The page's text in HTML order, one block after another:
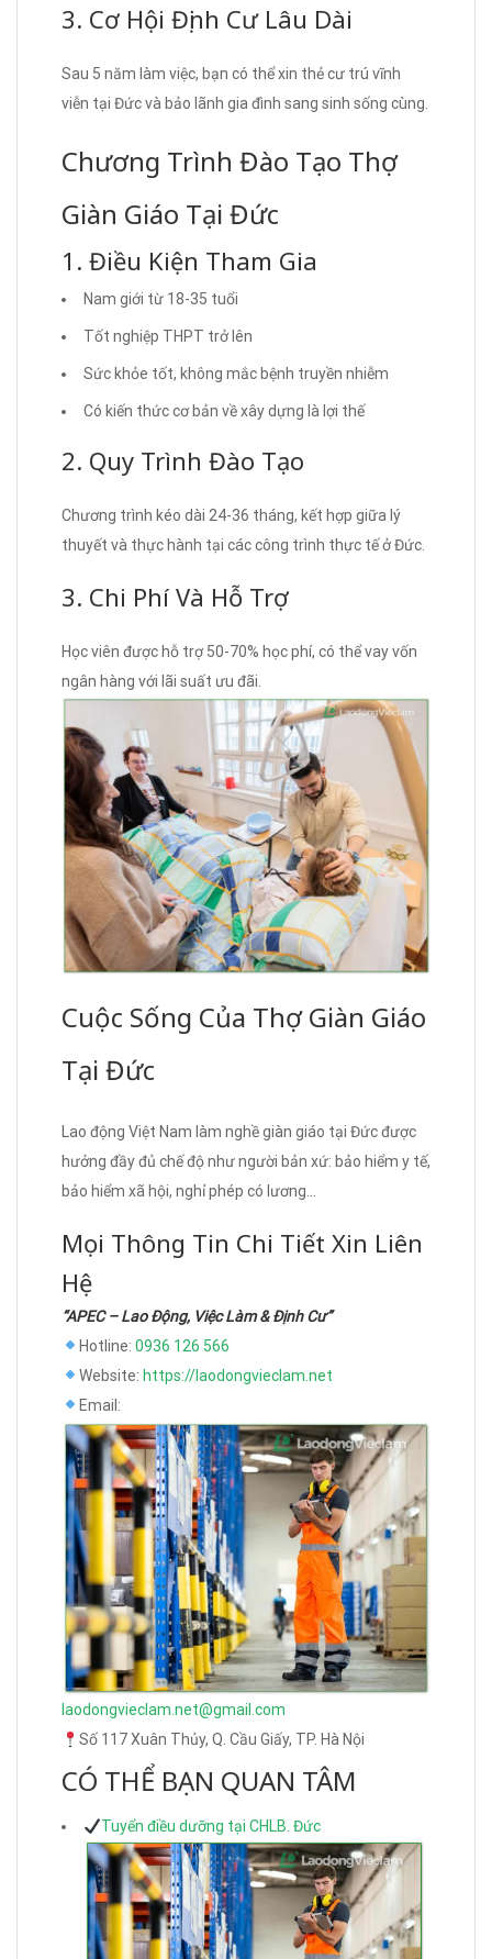
3. Cơ Hội Định Cư Lâu Dài
Sau 5 năm làm việc, bạn có thể xin thẻ cư trú vĩnh
viễn tại Đức và bảo lãnh gia đình sang sinh sống cùng.
Chương Trình Đào Tạo Thợ
Giàn Giáo Tại Đức
1. Điều Kiện Tham Gia
Nam giới từ 18-35 tuổi
Tốt nghiệp THPT trở lên
Sức khỏe tốt, không mắc bệnh truyền nhiễm
Có kiến thức cơ bản về xây dựng là lợi thế
2. Quy Trình Đào Tạo
Chương trình kéo dài 24-36 tháng, kết hợp giữa lý
thuyết và thực hành tại các công trình thực tế ở Đức.
3. Chi Phí Và Hỗ Trợ
Học viên được hỗ trợ 50-70% học phí, có thể vay vốn
ngân hàng với lãi suất ưu đãi.
Cuộc Sống Của Thợ Giàn Giáo
Tại Đức
Lao động Việt Nam làm nghề giàn giáo tại Đức được
hưởng đầy đủ chế độ như người bản xứ: bảo hiểm y tế,
bảo hiểm xã hội, nghỉ phép có lương…
Mọi Thông Tin Chi Tiết Xin Liên
Hệ
“APEC – Lao Động, Việc Làm & Định Cư”
Hotline: 0936 126 566
Website: https://laodongvieclam.net
Email:
laodongvieclam.net@gmail.com
Số 117 Xuân Thủy, Q. Cầu Giấy, TP. Hà Nội
CÓ THỂ BẠN QUAN TÂM
Tuyển điều dưỡng tại CHLB. Đức